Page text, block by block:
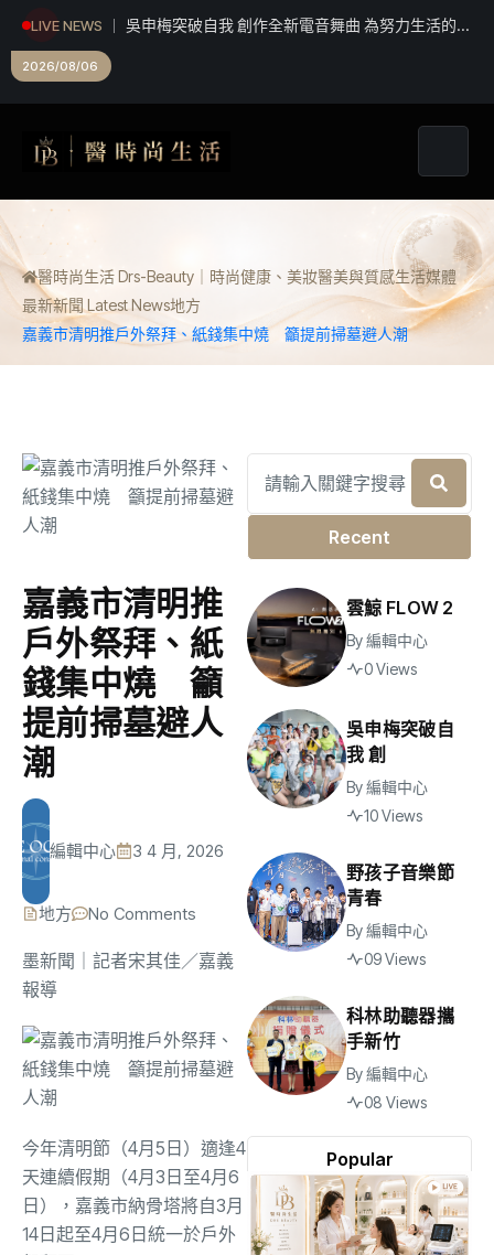
LIVE NEWS
加油打氣
野孩子音樂節 青春無關年齡 小學傳唱童謠 掀客語
2026/08/06
醫時尚生活 Drs-Beauty｜時尚健康、美妝醫美與質感生活媒體
最新新聞 Latest News地方
嘉義市清明推戶外祭拜、紙錢集中燒 籲提前掃墓避人潮
嘉義市清明推
戶外祭拜、紙
錢集中燒 籲
提前掃墓避人
潮
編輯中心 3 4 月, 2026
地方 No Comments
墨新聞 ｜記者宋其佳／嘉義
報導
今年清明節 （4月5日） 適逢4
天連續假期 （4月3日至4月6
日）
， 嘉義市納骨塔將自3月
14日起至4月6日統一於戶外
Recent
Popular
雲鯨 FLOW 2
By編輯中心
0 Views
吳申梅突破自
我 創
By編輯中心
10 Views
野孩子音樂節
青春
By編輯中心
09 Views
科林助聽器攜
手新竹
By編輯中心
08 Views